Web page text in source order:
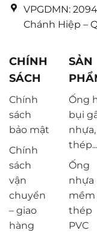
VPGDMN:
Chánh Hiệp –
CHÍNH
SÁCH
Chính
sách
bảo mật
Chính
sách
vận
chuyển
– giao
hàng
SẢN
Ống
bụi
thép...
Ống
nhựa
mềm
thép
PVC